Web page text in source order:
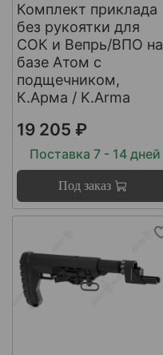
Комплект приклада
без рукоятки для
СОК и Вепрь/ВПО на
базе Атом с
подщечником,
К.Арма / K.Arma
19 205 ₽
Поставка 7 - 14 дней
Под заказ